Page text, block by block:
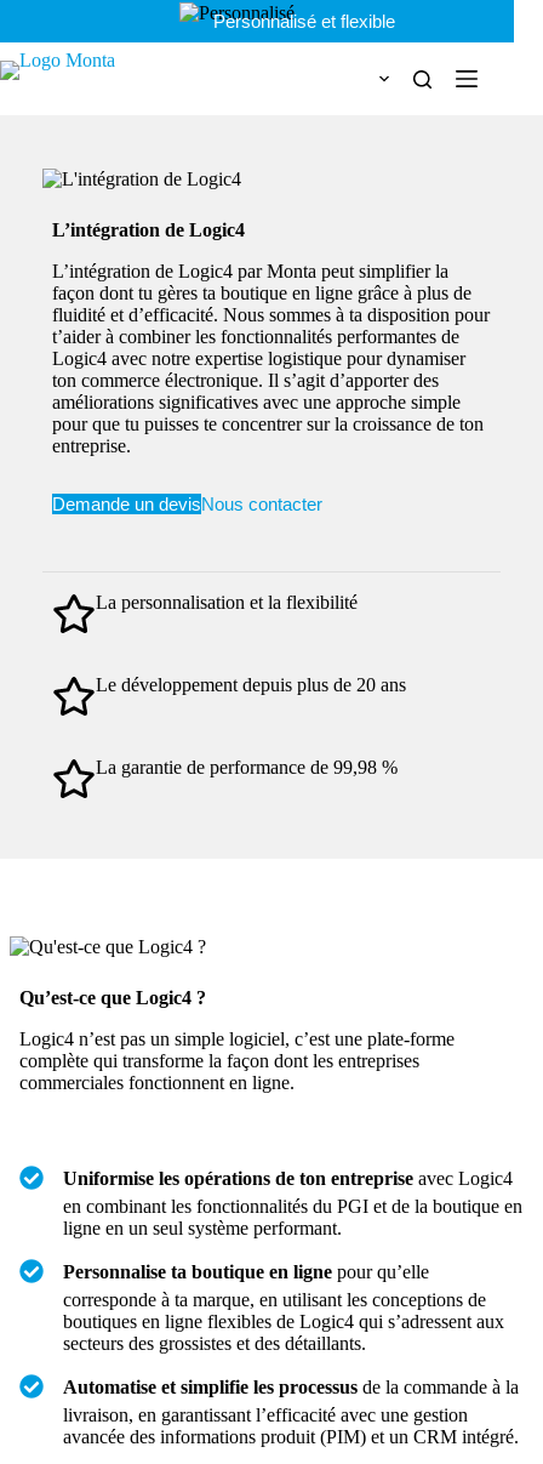
contenu
Personnalisé et flexible
L’intégration de Logic4
L’intégration de Logic4 par Monta peut simplifier la
façon dont tu gères ta boutique en ligne grâce à plus de
fluidité et d’efficacité. Nous sommes à ta disposition pour
t’aider à combiner les fonctionnalités performantes de
Logic4 avec notre expertise logistique pour dynamiser
ton commerce électronique. Il s’agit d’apporter des
améliorations significatives avec une approche simple
pour que tu puisses te concentrer sur la croissance de ton
entreprise.
Demande un devisNous contacter
La personnalisation et la flexibilité
Le développement depuis plus de 20 ans
La garantie de performance de 99,98 %
Qu’est-ce que Logic4 ?
Logic4 n’est pas un simple logiciel, c’est une plate-forme
complète qui transforme la façon dont les entreprises
commerciales fonctionnent en ligne.
Uniformise les opérations de ton entreprise avec Logic4
en combinant les fonctionnalités du PGI et de la boutique en
ligne en un seul système performant.
Personnalise ta boutique en ligne pour qu’elle
corresponde à ta marque, en utilisant les conceptions de
boutiques en ligne flexibles de Logic4 qui s’adressent aux
secteurs des grossistes et des détaillants.
Automatise et simplifie les processus de la commande à la
livraison, en garantissant l’efficacité avec une gestion
avancée des informations produit (PIM) et un CRM intégré.